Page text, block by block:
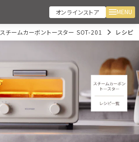
オンラインストア MENU
スチームカーボントースター SOT-201 レシピ